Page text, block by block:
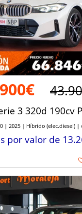
3 320d 190cv
| 2025 | Híbrido (elec.diesel) |
por valor de